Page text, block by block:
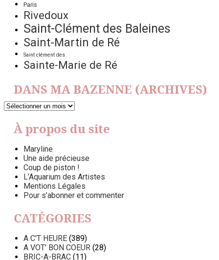
Paris
Rivedoux
Saint-Clément des Baleines
Saint-Martin de Ré
Saint clément des
Sainte-Marie de Ré
DANS MA BAZENNE (ARCHIVES)
DANS
BAZENNE
(ARCHIVES)
À propos du site
Maryline
Une aide précieuse
Coup de piston !
L’Aquarium des Artistes
Mentions Légales
Pour s’abonner et commenter
CATÉGORIES
A C'T HEURE (389)
A VOT' BON COEUR (28)
BRIC-A-BRAC (11)